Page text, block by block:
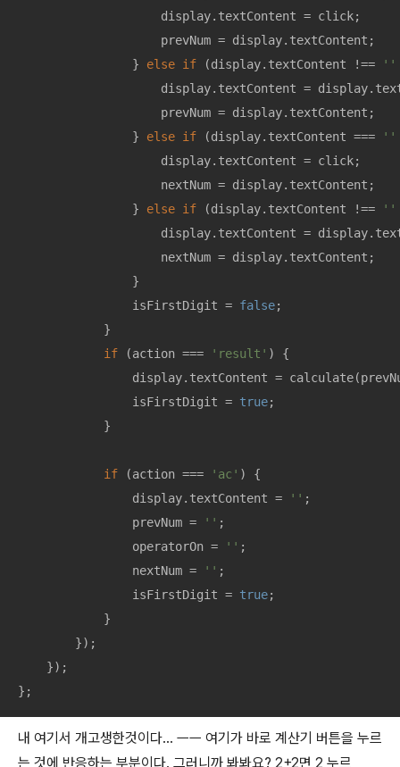
                    display.textContent = click;
                    prevNum = display.textContent;
                }
else if (display.textContent !== ''
display.textContent =
                    prevNum = display.textContent;
                }
else if (display.textContent === ''
                    display.textContent = click;
                    nextNum = display.textContent;
                }
else if (display.textContent !== ''
display.textContent =
                    nextNum = display.textContent;
                }
                isFirstDigit =
false;
            }
if (action === 'result' ) {
display.textContent =
                isFirstDigit =
true;
            }
if (action === 'ac' ) {
                display.textContent =
'' ;
                prevNum =
'' ;
                operatorOn =
'' ;
                nextNum =
'' ;
                isFirstDigit =
true;
            }
        });
    });
};
내 여기서 개고생한것이다… ㅡㅡ 여기가 바로 계산기 버튼을 누르
는 것에 반응하는 부분이다. 그러니까 봐봐요? 2+2면 2 누르